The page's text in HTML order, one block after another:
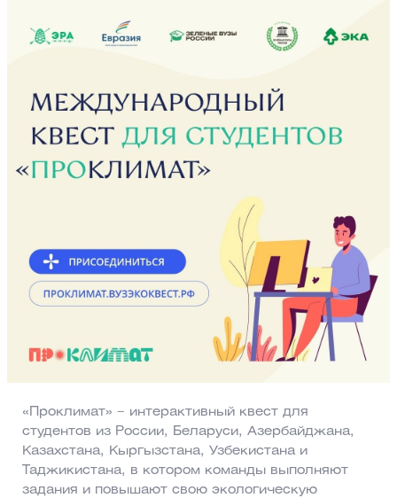
«Проклимат» – интерактивный квест для
студентов из России, Беларуси, Азербайджана,
Казахстана, Кыргызстана, Узбекистана и
Таджикистана, в котором команды выполняют
задания и повышают свою экологическую